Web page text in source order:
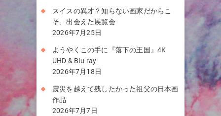
スイスの異才？知らない画家だからこ
そ、出会えた展覧会
2026年7月25日
ようやくこの手に『落下の王国』4K
UHD & Blu-ray
2026年7月18日
震災を越えて残したかった祖父の日本画
作品
2026年7月7日